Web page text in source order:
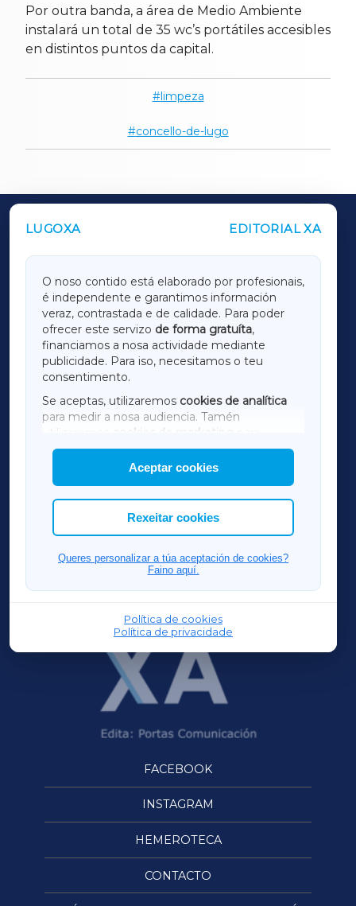
Por outra banda, a área de Medio Ambiente
instalará un total de 35 wc’s portátiles accesibles
en distintos puntos da capital.
limpeza
concello-de-lugo
LUGOXA EDITORIAL XA
O noso contido está elaborado por profesionais,
é independente e garantimos información
veraz, contrastada e de calidade. Para poder
ofrecer este servizo de forma gratuíta,
financiamos a nosa actividade mediante
publicidade. Para iso, necesitamos o teu
consentimento.
Se aceptas, utilizaremos cookies de analítica
para medir a nosa audiencia. Tamén
utilizaremos
cookies de marketing
mostrar publicidade de terceiros.
Así mesmo, podes personalizar a elección das
cookies que desexas permitir.
Aceptar cookies
Rexeitar cookies
Queres personalizar a túa aceptación de cookies?
Faino aquí.
Política de cookies
Política de privacidade
OUTROS PERIÓDICOS
LUGOXA
TERRACHAXA
AMARIÑAXA
RIBEIRASACRAXA
ACORUÑAXA
FERROLXA
OURENSEXA
FACEBOOK
INSTAGRAM
HEMEROTECA
CONTACTO